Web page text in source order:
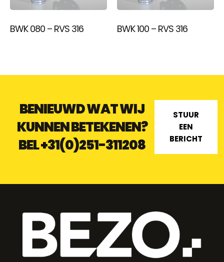
BWK 080 – RVS 316 BWK 100 – RVS 316
BENIEUWD WAT WIJ
KUNNEN BETEKENEN?
BEL+31(0)251-311208
STUUR
EEN
BERICHT